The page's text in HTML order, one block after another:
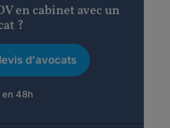
en cabinet avec un
?
d'avocats
en 48h